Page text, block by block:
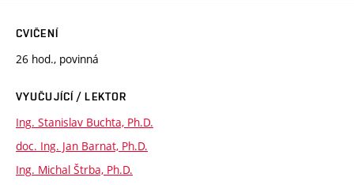
CVIČENÍ
26 hod., povinná
VYUČUJÍCÍ / LEKTOR
Ing. Stanislav Buchta, Ph.D.
doc. Ing. Jan Barnat, Ph.D.
Ing. Michal Štrba, Ph.D.